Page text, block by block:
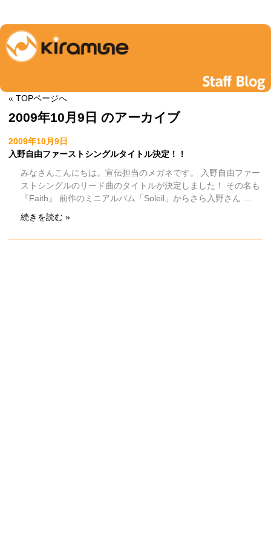
« TOPページへ
2009年10月9日 のアーカイブ
2009年10月9日
入野自由ファーストシングルタイトル決定！！
みなさんこんにちは。宣伝担当のメガネです。 入野自由ファー
ストシングルのリード曲のタイトルが決定しました！ その名も
『Faith』 前作のミニアルバム「Soleil」からさら入野さん ...
続きを読む »